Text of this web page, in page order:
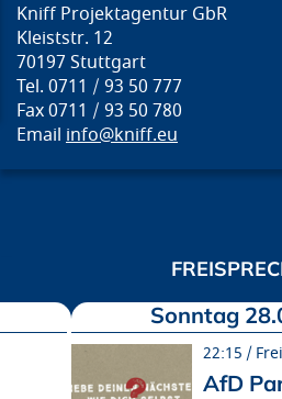
Kniff Projektagentur GbR
Kleiststr. 12
70197 Stuttgart
Tel. 0711 / 93 50 777
Fax 0711 / 93 50 780
Email info@kniff.eu
Sonntag
22:15
AfD